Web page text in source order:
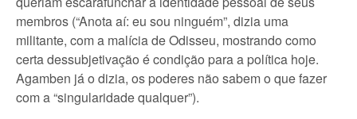
membros (“Anota aí: eu sou ninguém”, dizia uma
militante, com a malícia de Odisseu, mostrando como
certa dessubjetivação é condição para a política hoje.
Agamben já o dizia, os poderes não sabem o que fazer
com a “singularidade qualquer”).